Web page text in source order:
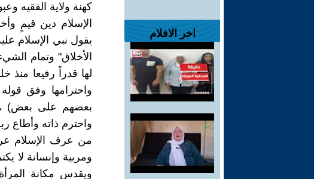
اخر الافلام
كهنة ولاية الفقيه
الإسلام دين قيمٍ
يقول نبي الإسلام
الأخلاق" وتمام
لها قدراً رفيعا منذ
واحترامها وفق
بعضهم على بعض) ،
واحترم ذاته وأطاع
من عرف الإسلام
ومربية وإنسانة لا
ويقدس مكانة المرأة